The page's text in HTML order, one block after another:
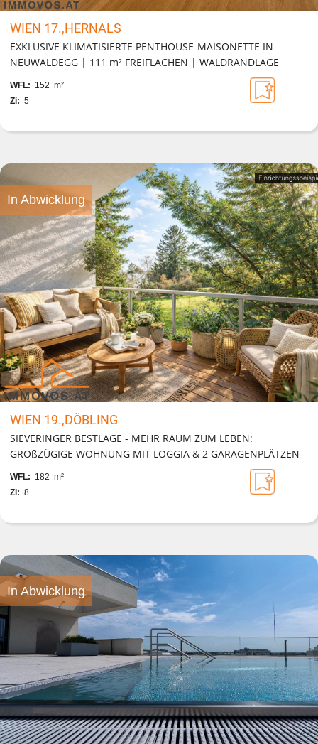
WIEN 17.,HERNALS
EXKLUSIVE KLIMATISIERTE PENTHOUSE-MAISONETTE IN
NEUWALDEGG | 111 m² FREIFLÄCHEN | WALDRANDLAGE
WFL: 152 m²
Zi: 5
In Abwicklung
WIEN 19.,DÖBLING
SIEVERINGER BESTLAGE - MEHR RAUM ZUM LEBEN:
GROßZÜGIGE WOHNUNG MIT LOGGIA & 2 GARAGENPLÄTZEN
WFL: 182 m²
Zi: 8
In Abwicklung